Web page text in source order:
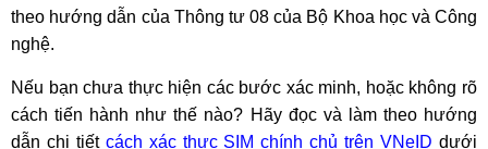
theo hướng dẫn của Thông tư 08 của Bộ Khoa học và Công
nghệ.
Nếu bạn chưa thực hiện các bước xác minh, hoặc không rõ
cách tiến hành như thế nào? Hãy đọc và làm theo hướng
dẫn chi tiết cách xác thực SIM chính chủ trên VNeID dưới